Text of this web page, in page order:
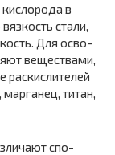
в
стали,
Для осво­
веществами,
раскислителей
титан,
спо­